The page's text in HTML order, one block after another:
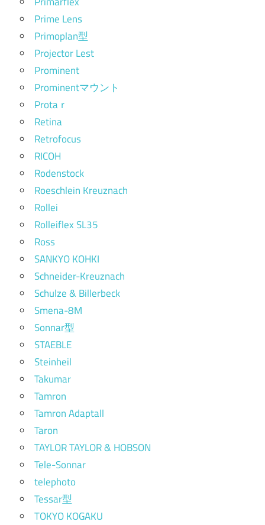
Prime Lens
Primoplan型
Projector Lest
Prominent
Prominentマウント
Protaｒ
Retina
Retrofocus
RICOH
Rodenstock
Roeschlein Kreuznach
Rollei
Rolleiflex SL35
Ross
SANKYO KOHKI
Schneider-Kreuznach
Schulze & Billerbeck
Smena-8M
Sonnar型
STAEBLE
Steinheil
Takumar
Tamron
Tamron Adaptall
Taron
TAYLOR TAYLOR & HOBSON
Tele-Sonnar
telephoto
Tessar型
TOKYO KOGAKU